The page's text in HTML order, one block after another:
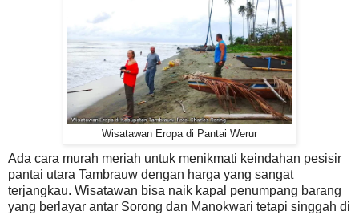
Wisatawan Eropa di Pantai Werur
Ada cara murah meriah untuk menikmati keindahan pesisir
pantai utara Tambrauw dengan harga yang sangat
terjangkau. Wisatawan bisa naik kapal penumpang barang
yang berlayar antar Sorong dan Manokwari tetapi singgah di